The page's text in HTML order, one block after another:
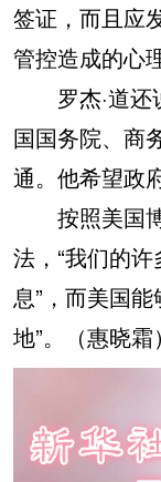
签证，而且应
管控造成的心
罗杰·道还
国国务院、商
通。他希望政
按照美国博
法，“我们的
息”，而美国
地”。（惠晓霜